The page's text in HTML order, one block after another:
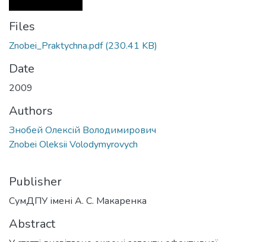
Files
Znobei_Praktychna.pdf(230.41 KB)
Date
2009
Authors
Знобей Олексій Володимирович
Znobei Oleksii Volodymyrovych
Publisher
СумДПУ імені А. С. Макаренка
Abstract